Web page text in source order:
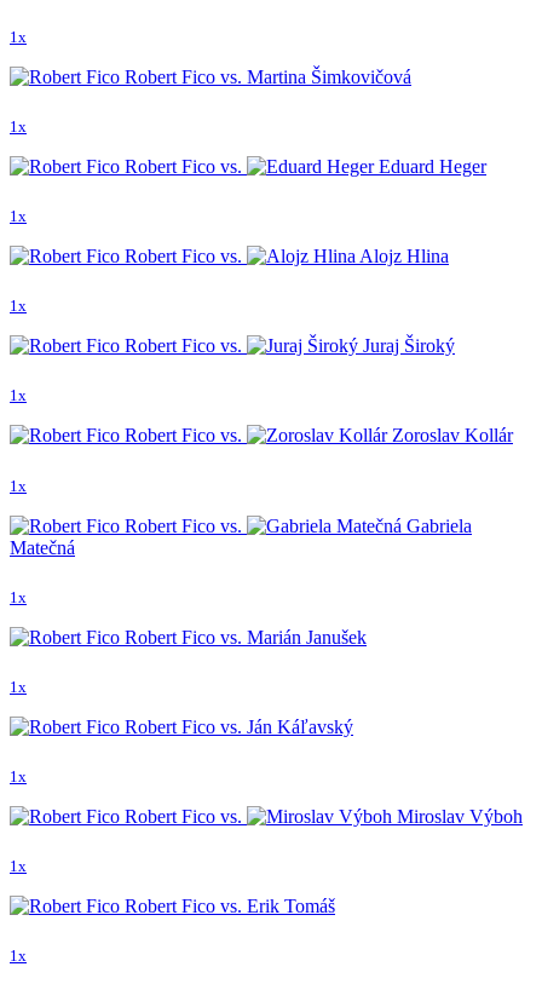
1x
Robert Fico vs. Martina Šimkovičová
1x
Robert Fico vs. Eduard Heger
1x
Robert Fico vs. Alojz Hlina
1x
Robert Fico vs. Juraj Široký
1x
Robert Fico vs. Zoroslav Kollár
1x
Robert Fico vs.
Gabriela
Matečná
1x
Robert Fico vs. Marián Janušek
1x
Robert Fico vs. Ján Káľavský
1x
Robert Fico vs. Miroslav Výboh
1x
Robert Fico vs. Erik Tomáš
1x